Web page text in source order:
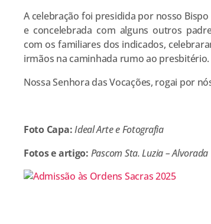
A celebração foi presidida por nosso
e concelebrada com alguns outros
com os familiares dos indicados,
irmãos na caminhada rumo ao presbitério.
Nossa Senhora das Vocações, rogai por
Foto Capa:Ideal Arte e Fotografia
Fotos e artigo: Pascom Sta. Luzia – Alvorada